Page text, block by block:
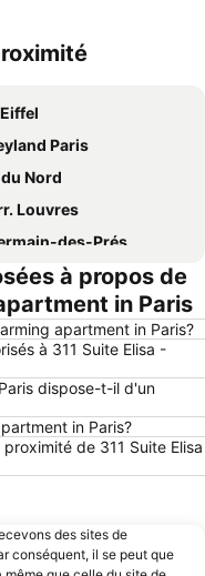
Paris
Nord
Louvres
des-Prés
de Montmartre
Opéra
Hôtel-de-Ville
Paris-Orly
Triomphe
Bastille
l'Est
à propos de
in Paris
apartment in Paris?
à 311 Suite Elisa -
dispose-t-il d'un
in Paris?
de 311 Suite Elisa
des sites de
conséquent, il se peut que